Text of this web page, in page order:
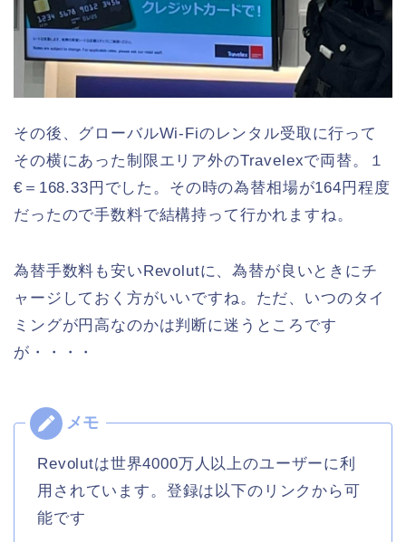
その後、グローバルWi-Fiのレンタル受取に行って
その横にあった制限エリア外のTravelexで両替。１
€＝168.33円でした。その時の為替相場が164円程度
だったので手数料で結構持って行かれますね。
為替手数料も安いRevolutに、為替が良いときにチ
ャージしておく方がいいですね。ただ、いつのタイ
ミングが円高なのかは判断に迷うところです
が・・・・
Revolutは世界4000万人以上のユーザーに利
用されています。登録は以下のリンクから可
能です